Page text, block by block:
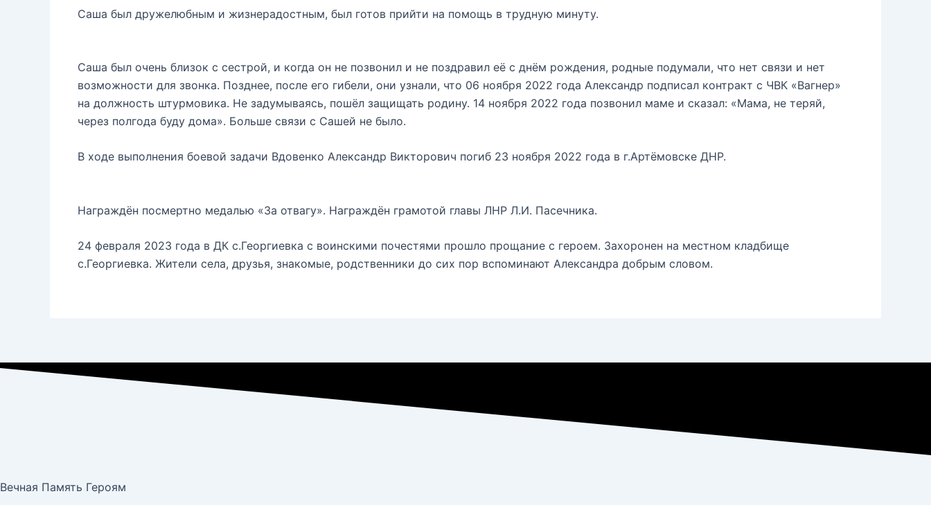
Саша был дружелюбным и жизнерадостным, был готов прийти на помощь в трудную минуту.
Саша был очень близок с сестрой, и когда он не позвонил и не поздравил её с днём рождения, родные подумали, что нет связи и нет
возможности для звонка. Позднее, после его гибели, они узнали, что 06 ноября 2022 года Александр подписал контракт с ЧВК «Вагнер»
на должность штурмовика. Не задумываясь, пошёл защищать родину. 14 ноября 2022 года позвонил маме и сказал: «Мама, не теряй,
через полгода буду дома». Больше связи с Сашей не было.
В ходе выполнения боевой задачи Вдовенко Александр Викторович погиб 23 ноября 2022 года в г.Артёмовске ДНР.
Награждён посмертно медалью «За отвагу». Награждён грамотой главы ЛНР Л.И. Пасечника.
24 февраля 2023 года в ДК с.Георгиевка с воинскими почестями прошло прощание с героем. Захоронен на местном кладбище
с.Георгиевка. Жители села, друзья, знакомые, родственники до сих пор вспоминают Александра добрым словом.
Вечная Память Героям